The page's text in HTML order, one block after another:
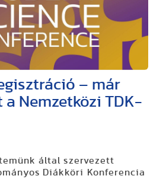
– már
a Nemzetközi TDK-
által szervezett
Diákköri Konferencia